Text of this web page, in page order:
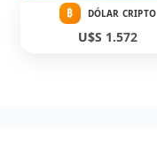
₿ DÓLAR CRIPTO
U$S 1.572